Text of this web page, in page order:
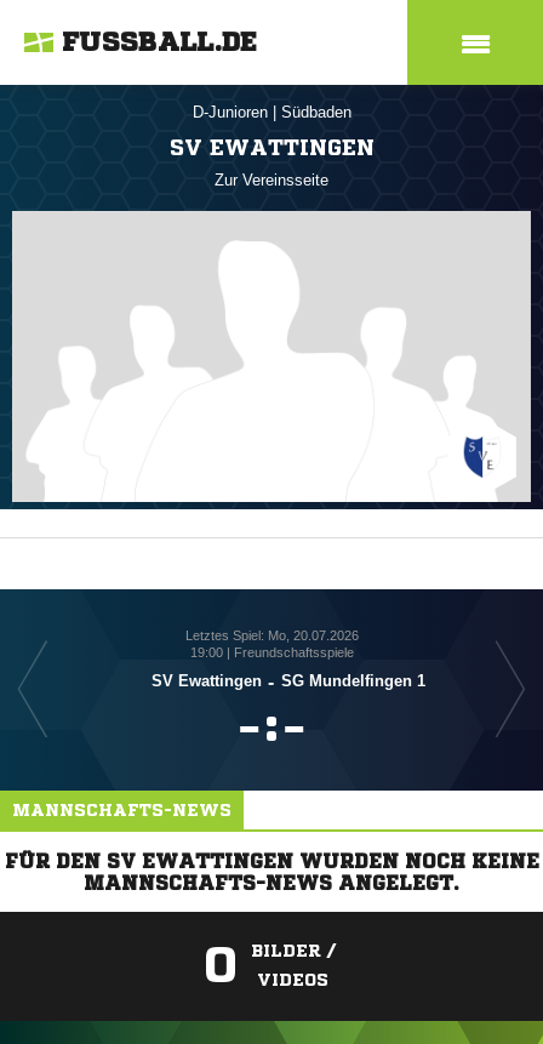
FUSSBALL.DE
D-Junioren Südbaden
SV EWATTINGEN
Zur Vereinsseite
Letztes Spiel: Mo, 20.07.2026
19:00 | Freundschaftsspiele
SV Ewattingen - SG Mundelfingen 1
:
MANNSCHAFTS-NEWS
FÜR DEN SV EWATTINGEN WURDEN NOCH KEINE
MANNSCHAFTS-NEWS ANGELEGT.
0
BILDER /
VIDEOS